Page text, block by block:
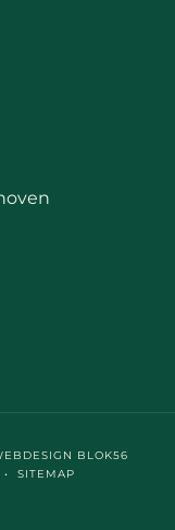
BLOK56
• SITEMAP